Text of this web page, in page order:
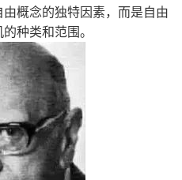
概念的独特因素，而是自由
种类和范围。